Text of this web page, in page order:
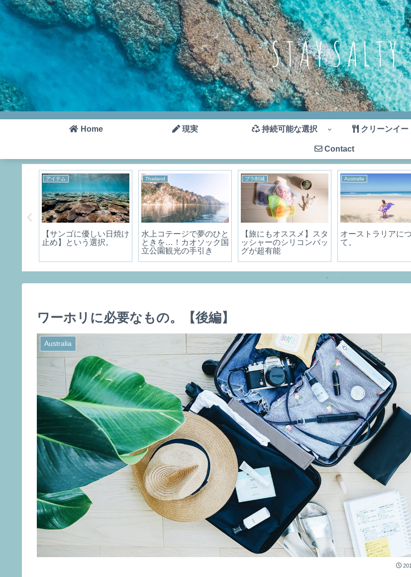
Home 現実 持続可能な選択 クリーンイー
Contact
アイテム
【サンゴに優しい日焼け
止め】という選択。
Thailand
水上コテージで夢のひと
ときを…！カオソック国
立公園観光の手引き
プラ削減
【旅にもオススメ】スタ
ッシャーのシリコンバッ
グが超有能
Australia
オーストラリアに
て。
ワーホリに必要なもの。【後編】
Australia